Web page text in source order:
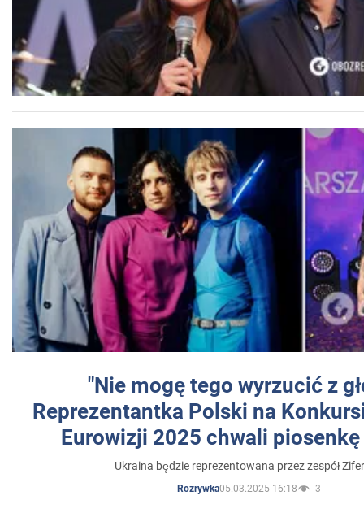
"Nie mogę tego wyrzucić z
Reprezentantka Polski na
Eurowizji 2025 chwali
Ukraina będzie reprezentowana przez zespół
Rozrywka05.03.2025 16:18 3